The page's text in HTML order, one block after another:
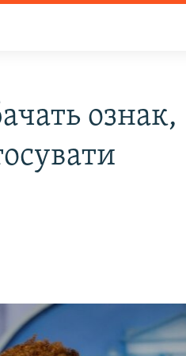
ознак,